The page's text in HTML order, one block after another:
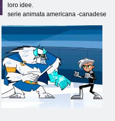
loro idee.
serie animata americana -canadese